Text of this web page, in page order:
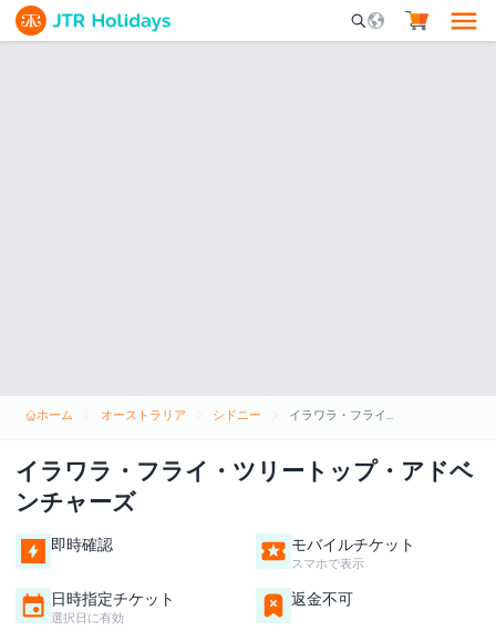
Mobile Search
ホーム オーストラリア シドニー イラワラ・フライ・ツリートップ・アドベンチャーズ
イラワラ・フライ・ツリートップ・アドベ
ンチャーズ
即時確認 モバイルチケット
スマホで表示
日時指定チケット
選択日に有効
返金不可